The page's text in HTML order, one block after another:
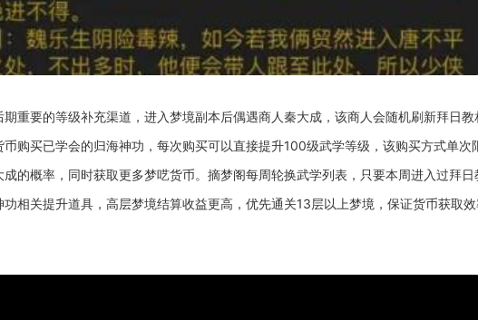
重要的等级补充渠道，进入梦境副本后偶遇商人秦大成，该商人会随机刷新拜日
购买已学会的归海神功，每次购买可以直接提升100级武学等级，该购买方式单次
的概率，同时获取更多梦呓货币。摘梦阁每周轮换武学列表，只要本周进入过拜
相关提升道具，高层梦境结算收益更高，优先通关13层以上梦境，保证货币获取